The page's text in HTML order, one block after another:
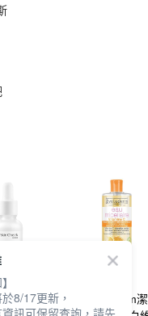
2%乙
巴黎Evoluderm
8/17更新，
訊可保留查詢，請先